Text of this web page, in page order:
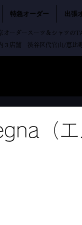
特急オーダー 出張
オーダースーツ＆シャツの
３店舗 渋谷区代官山/恵比
（エ